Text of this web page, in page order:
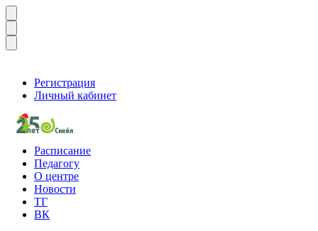
Регистрация
Личный кабинет
Расписание
Педагогу
О центре
Новости
ТГ
ВК